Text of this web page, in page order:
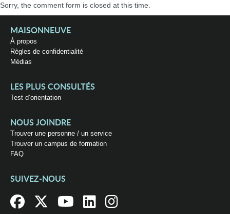
Sorry, the comment form is closed at this time.
MAISONNEUVE
À propos
Règles de confidentialité
Médias
LES PLUS CONSULTÉS
Test d’orientation
NOUS JOINDRE
Trouver une personne / un service
Trouver un campus de formation
FAQ
SUIVEZ-NOUS